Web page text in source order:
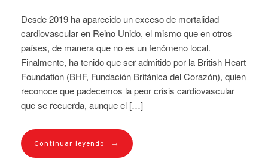
Desde 2019 ha aparecido un exceso de mortalidad
cardiovascular en Reino Unido, el mismo que en otros
países, de manera que no es un fenómeno local.
Finalmente, ha tenido que ser admitido por la British Heart
Foundation (BHF, Fundación Británica del Corazón), quien
reconoce que padecemos la peor crisis cardiovascular
que se recuerda, aunque el […]
Continuar leyendo →